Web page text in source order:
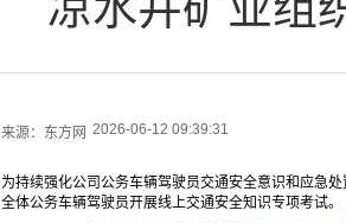
来源： 东方网 2026-06-12 09:39:31
为持续强化公司公务车辆驾驶员交通安全意识和应急
全体公务车辆驾驶员开展线上交通安全知识专项考试。